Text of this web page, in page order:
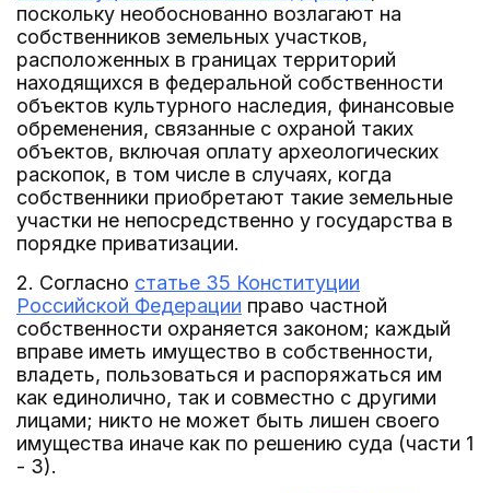
поскольку необоснованно возлагают на
собственников земельных участков,
расположенных в границах территорий
находящихся в федеральной собственности
объектов культурного наследия, финансовые
обременения, связанные с охраной таких
объектов, включая оплату археологических
раскопок, в том числе в случаях, когда
собственники приобретают такие земельные
участки не непосредственно у государства в
порядке приватизации.
2. Согласно статье 35 Конституции
Российской Федерации право частной
собственности охраняется законом; каждый
вправе иметь имущество в собственности,
владеть, пользоваться и распоряжаться им
как единолично, так и совместно с другими
лицами; никто не может быть лишен своего
имущества иначе как по решению суда (части 1
- 3).